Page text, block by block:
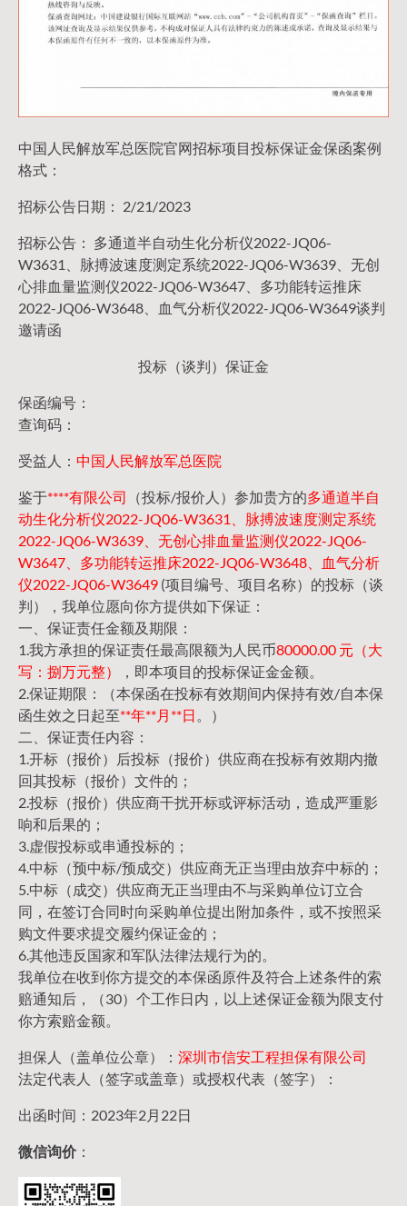
中国人民解放军总医院官网招标项目投标保证金保函案例
格式：
招标公告日期： 2/21/2023
招标公告： 多通道半自动生化分析仪2022-JQ06-
W3631、脉搏波速度测定系统2022-JQ06-W3639、无创
心排血量监测仪2022-JQ06-W3647、多功能转运推床
2022-JQ06-W3648、血气分析仪2022-JQ06-W3649谈判
邀请函
投标（谈判）保证金
保函编号：
查询码：
受益人： 中国人民解放军总医院
鉴于****有限公司 （投标/报价人）参加贵方的多通道半自
动生化分析仪2022-JQ06-W3631、脉搏波速度测定系统
2022-JQ06-W3639、无创心排血量监测仪2022-JQ06-
W3647、多功能转运推床2022-JQ06-W3648、血气分析
仪2022-JQ06-W3649 (项目编号、项目名称）的投标（谈
判），我单位愿向你方提供如下保证：
一、保证责任金额及期限：
1.我方承担的保证责任最高限额为人民币80000.00 元（大
写：捌万元整）
，即本项目的投标保证金金额。
2.保证期限：（本保函在投标有效期间内保持有效/自本保
函生效之日起至**年**月**日 。）
二、保证责任内容：
1.开标（报价）后投标（报价）供应商在投标有效期内撤
回其投标（报价）文件的；
2.投标（报价）供应商干扰开标或评标活动，造成严重影
响和后果的；
3.虚假投标或串通投标的；
4.中标（预中标/预成交）供应商无正当理由放弃中标的；
5.中标（成交）供应商无正当理由不与采购单位订立合
同，在签订合同时向采购单位提出附加条件，或不按照采
购文件要求提交履约保证金的；
6.其他违反国家和军队法律法规行为的。
我单位在收到你方提交的本保函原件及符合上述条件的索
赔通知后，（30）个工作日内，以上述保证金额为限支付
你方索赔金额。
担保人（盖单位公章）： 深圳市信安工程担保有限公司
法定代表人（签字或盖章）或授权代表（签字）：
出函时间：2023年2月22日
微信询价：